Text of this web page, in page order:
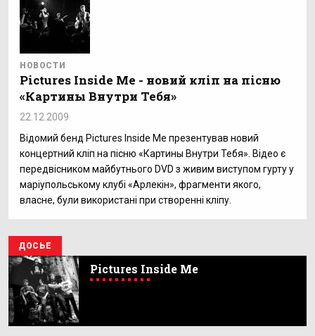
НОВОСТИ
Pictures Inside Me - новий кліп на пісню
«Картины Внутри Тебя»
22.12.2009
Відомий бенд Pictures Inside Me презентував новий
концертний кліп на пісню «Картины Внутри Тебя». Відео є
передвісником майбутнього DVD з живим виступом гурту у
маріупольському клубі «Арлекін», фрагменти якого,
власне, були використані при створенні кліпу.
ДОСЬЕ
Pictures Inside Me